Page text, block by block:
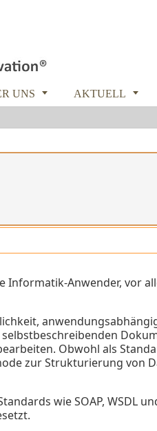
UNS  AKTUELL 
Informatik-Anwender, vor
Obwohl als
zur Strukturierung von
wie SOAP, WSDL